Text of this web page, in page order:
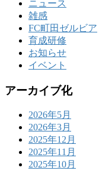
ニュース
雑感
FC町田ゼルビア
育成研修
お知らせ
イベント
アーカイブ化
2026年5月
2026年3月
2025年12月
2025年11月
2025年10月